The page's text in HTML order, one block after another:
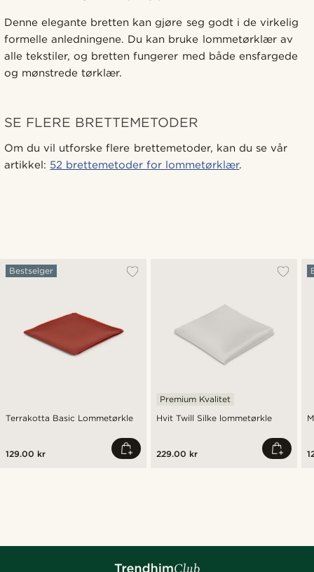
Denne elegante bretten kan gjøre seg godt i de virkelig
formelle anledningene. Du kan bruke lommetørklær av
alle tekstiler, og bretten fungerer med både ensfargede
og mønstrede tørklær.
SE FLERE BRETTEMETODER
Om du vil utforske flere brettemetoder, kan du se vår
artikkel: 52 brettemetoder for lommetørklær.
Terrakotta Basic Lommetørkle
Bestselger
129.00 kr
Hvit Twill Silke lommetørkle
Premium Kvalitet
229.00 kr